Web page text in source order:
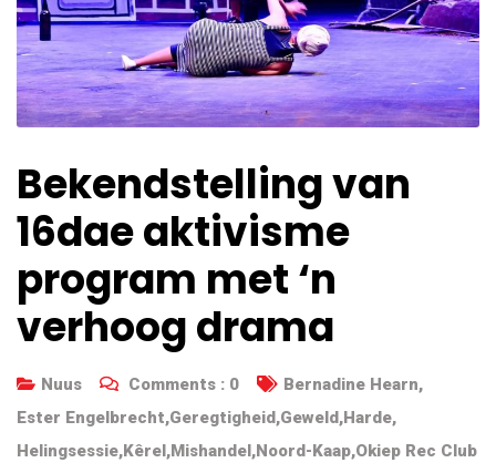
Bekendstelling van
16dae aktivisme
program met ‘n
verhoog drama
Nuus Comments : 0 Bernadine Hearn,
Ester Engelbrecht,Geregtigheid ,Geweld ,Harde,
Helingsessie,Kêrel ,Mishandel ,Noord-Kaap,Okiep Rec Club